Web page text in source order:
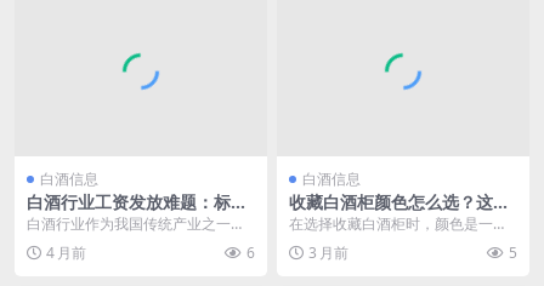
白酒信息
白酒行业工资发放难题：标
准、方式与激励机制如何平
白酒行业作为我国传统产业之一，
在经济发展中占据着重要地位。其
工资发放模式受到行业...
4 月前 6
白酒信息
收藏白酒柜颜色怎么选？这几
个要点帮你挑到合适色彩
在选择收藏白酒柜时，颜色是一个
不可忽视的重要因素。它不仅影响
着柜子与周围环境的协...
3 月前 5